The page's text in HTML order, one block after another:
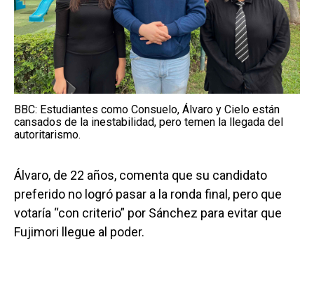
BBC: Estudiantes como Consuelo, Álvaro y Cielo están
cansados de la inestabilidad, pero temen la llegada del
autoritarismo.
Álvaro, de 22 años, comenta que su candidato
preferido no logró pasar a la ronda final, pero que
votaría “con criterio” por Sánchez para evitar que
Fujimori llegue al poder.